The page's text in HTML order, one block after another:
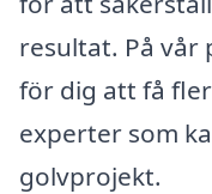
resultat. På
för dig att få
experter som
golvprojekt.